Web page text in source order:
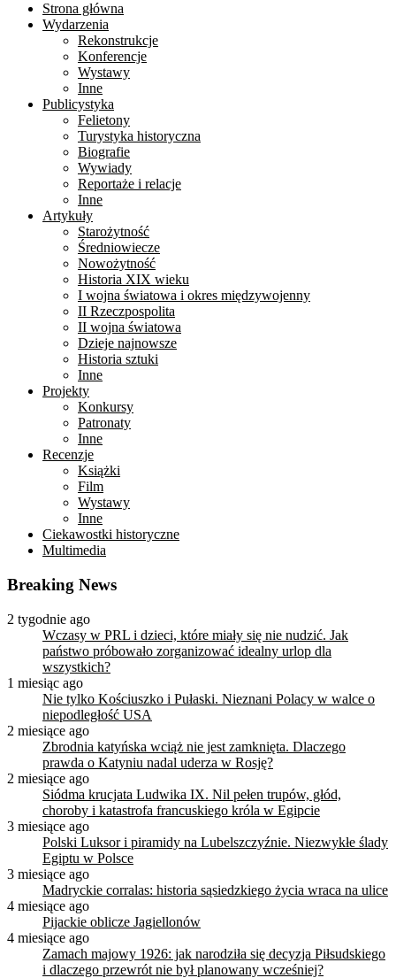
Strona główna
Wydarzenia
Rekonstrukcje
Konferencje
Wystawy
Inne
Publicystyka
Felietony
Turystyka historyczna
Biografie
Wywiady
Reportaże i relacje
Inne
Artykuły
Starożytność
Średniowiecze
Nowożytność
Historia XIX wieku
I wojna światowa i okres międzywojenny
II Rzeczpospolita
II wojna światowa
Dzieje najnowsze
Historia sztuki
Inne
Projekty
Konkursy
Patronaty
Inne
Recenzje
Książki
Film
Wystawy
Inne
Ciekawostki historyczne
Multimedia
Breaking News
2 tygodnie ago
Wczasy w PRL i dzieci, które miały się nie nudzić. Jak
państwo próbowało zorganizować idealny urlop dla
wszystkich?
1 miesiąc ago
Nie tylko Kościuszko i Pułaski. Nieznani Polacy w walce o
niepodległość USA
2 miesiące ago
Zbrodnia katyńska wciąż nie jest zamknięta. Dlaczego
prawda o Katyniu nadal uderza w Rosję?
2 miesiące ago
Siódma krucjata Ludwika IX. Nil pełen trupów, głód,
choroby i katastrofa francuskiego króla w Egipcie
3 miesiące ago
Polski Luksor i piramidy na Lubelszczyźnie. Niezwykłe ślady
Egiptu w Polsce
3 miesiące ago
Madryckie corralas: historia sąsiedzkiego życia wraca na ulice
4 miesiące ago
Pijackie oblicze Jagiellonów
4 miesiące ago
Zamach majowy 1926: jak narodziła się decyzja Piłsudskiego
i dlaczego przewrót nie był planowany wcześniej?